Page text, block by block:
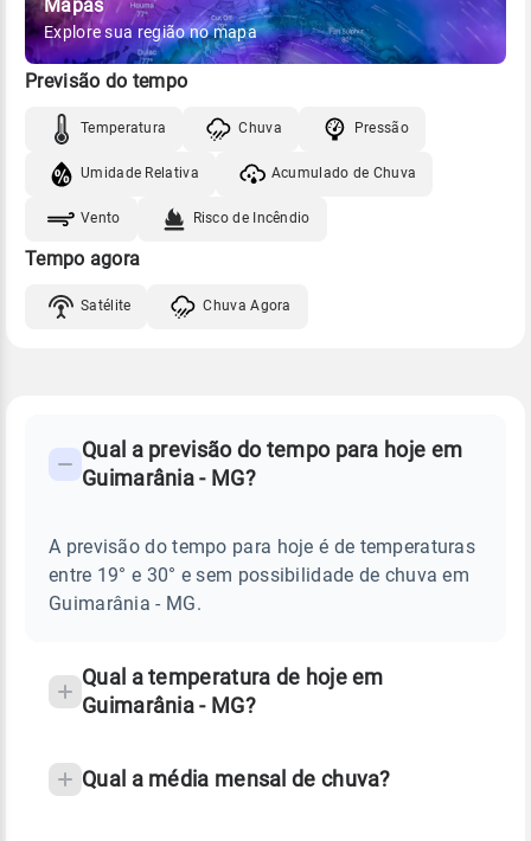
Mapas
Explore sua região no mapa
Previsão do tempo
Temperatura Chuva Pressão
Umidade Relativa Acumulado de Chuva
Vento Risco de Incêndio
Tempo agora
Satélite Chuva Agora
TEMPO
GUIMARÂNIA
Perguntas
sobre
chuva
Qual a previsão do tempo para hoje em
Guimarânia - MG?
A previsão do tempo para hoje é de temperaturas
entre 19° e 30° e sem possibilidade de chuva em
Guimarânia - MG.
Qual a temperatura de hoje em
Guimarânia - MG?
Qual a média mensal de chuva?